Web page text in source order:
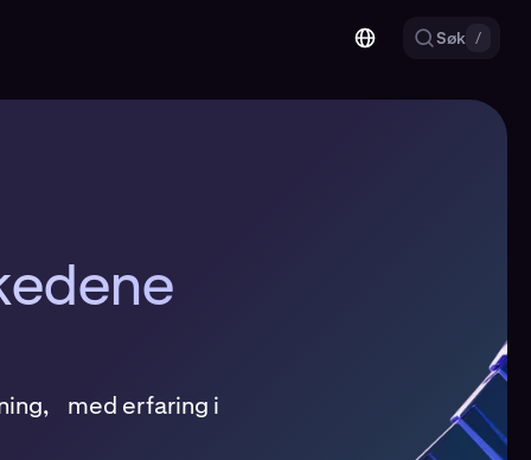
Søk /
med erfaring i